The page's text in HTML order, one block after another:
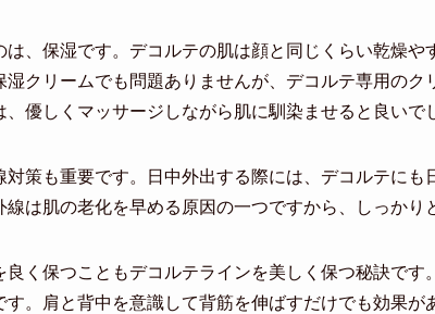
は、保湿です。デコルテの肌は顔と同じくらい乾燥
湿クリームでも問題ありませんが、デコルテ専用の
、優しくマッサージしながら肌に馴染ませると良いで
対策も重要です。日中外出する際には、デコルテにも
線は肌の老化を早める原因の一つですから、しっかり
良く保つこともデコルテラインを美しく保つ秘訣で
す。肩と背中を意識して背筋を伸ばすだけでも効果